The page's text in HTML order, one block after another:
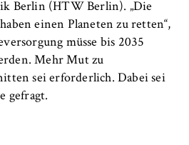
Berlin (HTW Berlin). „Die
einen Planeten zu retten“,
müsse bis 2035
Mehr Mut zu
sei erforderlich. Dabei sei
gefragt.